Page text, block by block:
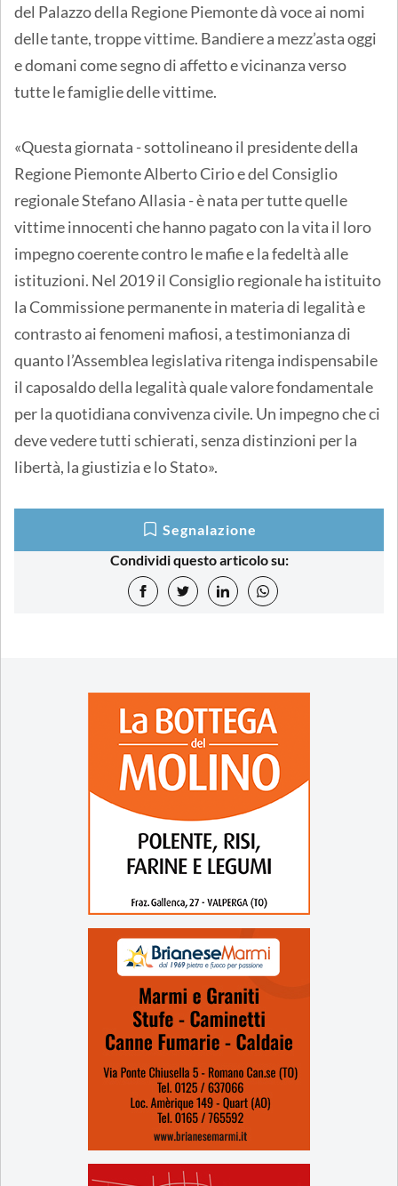
del Palazzo della Regione Piemonte dà voce ai nomi
delle tante, troppe vittime. Bandiere a mezz’asta oggi
e domani come segno di affetto e vicinanza verso
tutte le famiglie delle vittime.
«Questa giornata - sottolineano il presidente della
Regione Piemonte Alberto Cirio e del Consiglio
regionale Stefano Allasia - è nata per tutte quelle
vittime innocenti che hanno pagato con la vita il loro
impegno coerente contro le mafie e la fedeltà alle
istituzioni. Nel 2019 il Consiglio regionale ha istituito
la Commissione permanente in materia di legalità e
contrasto ai fenomeni mafiosi, a testimonianza di
quanto l’Assemblea legislativa ritenga indispensabile
il caposaldo della legalità quale valore fondamentale
per la quotidiana convivenza civile. Un impegno che ci
deve vedere tutti schierati, senza distinzioni per la
libertà, la giustizia e lo Stato».
Segnalazione
Condividi questo articolo su: